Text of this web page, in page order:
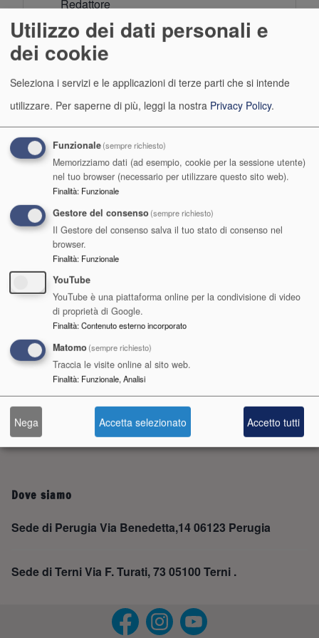
Redattore
A.Di.S.U.
Agenzia per il Diritto allo Studio Universitario
dell'Umbria
Codice Fiscale e Partita IVA 00453460545
Posta certificata
Contatti
Perugia Telefono: 075 4693000 Fax: 075 5847107
Terni Telefono: 0744 206223 0744 206231 Fax: 0744
206231
Dove siamo
Sede di Perugia Via Benedetta,14 06123 Perugia
Sede di Terni Via F. Turati, 73 05100 Terni .
Utilizzo dei dati personali e
dei cookie
Seleziona i servizi e le applicazioni di terze parti che si intende
utilizzare. Per saperne di più, leggi la nostra Privacy Policy.
Funzionale(sempre richiesto)
Memorizziamo dati (ad esempio, cookie per la sessione utente)
nel tuo browser (necessario per utilizzare questo sito web).
Finalità: Funzionale
Gestore del consenso(sempre richiesto)
Il Gestore del consenso salva il tuo stato di consenso nel
browser.
Finalità: Funzionale
YouTube
YouTube è una piattaforma online per la condivisione di video
di proprietà di Google.
Finalità:Contenuto esterno incorporato
Matomo(sempre richiesto)
Traccia le visite online al sito web.
Finalità: Funzionale, Analisi
Nega Accetta selezionato Accetto tutti